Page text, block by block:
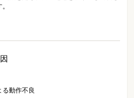
る動作不良